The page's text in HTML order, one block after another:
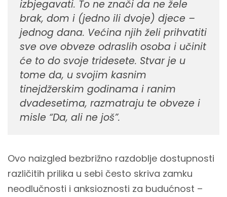
izbjegavati. To ne znači da ne žele
brak, dom i (jedno ili dvoje) djece –
jednog dana. Većina njih želi prihvatiti
sve ove obveze odraslih osoba i učinit
će to do svoje tridesete. Stvar je u
tome da, u svojim kasnim
tinejdžerskim godinama i ranim
dvadesetima, razmatraju te obveze i
misle “Da, ali ne još”.
Ovo naizgled bezbrižno razdoblje dostupnosti
različitih prilika u sebi često skriva zamku
neodlučnosti i anksioznosti za budućnost –